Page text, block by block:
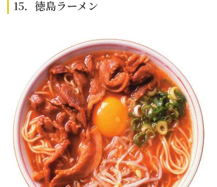
15．徳島ラーメン